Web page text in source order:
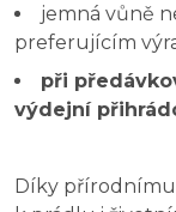
jemná vůně
preferujícím
při
výdejní
Díky přírodnímu